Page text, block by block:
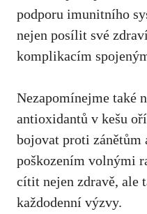
podporu imunitního
nejen posílit své
komplikacím
Nezapomínejme také⁣
antioxidantů v kešu
bojovat proti zánětům
⁢poškozením ⁣volnými
cítit nejen zdravě, ⁣ale
každodenní ‌výzvy.